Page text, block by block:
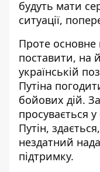
будуть мати
ситуації,
Проте основне
поставити, на
українській
Путіна
бойових дій.
просувається у
Путін,
нездатний
підтримку.